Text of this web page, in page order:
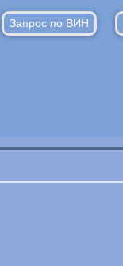
Запрос по ВИН